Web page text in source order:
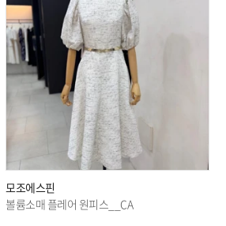
모조에스핀
볼륨소매 플레어 원피스__CA